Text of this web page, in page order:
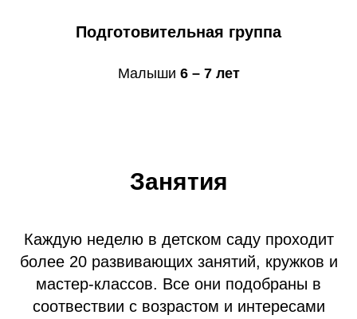
Подготовительная группа
Малыши 6 – 7 лет
Занятия
Каждую неделю в детском саду проходит
более 20 развивающих занятий, кружков и
мастер-классов. Все они подобраны в
соотвествии с возрастом и интересами